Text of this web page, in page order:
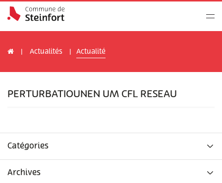
Actualités Actualité
PERTURBATIOUNEN UM CFL RESEAU
Catégories
Archives